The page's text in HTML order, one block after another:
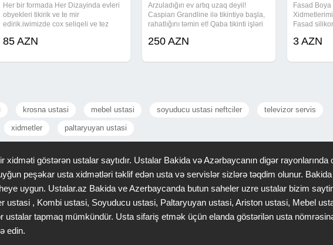
Her bir formada Her Dizayinda evleri
obyekleri tikirik ve te mir
edirik.iwimizde cox seliqeli ve tez
munasibdir.materyal sizden ve ya
85 AZN
Arzuladığın ev artıq uzaq deyil!
Caspian Grandline ilə tikintiyə başla,
rahatlığını təmin et! Qaba tikinti işləri
peşəkar tikinti xidməti Güvənli,
250 AZN
Fasad Boya
Fasad
işleri Fasad
işleri Fasad
3 AZN
krosna ustasi mebel ustasi soyuducu ustasi neftciler televizor servis
xidmetler paltaryuyan ustasi
göstərən ustalar saytıdır. Ustalar Bakida və Azərbaycanın digər rayonlarında
peşəkar usta xidmətləri təklif edən usta və servislər sizlərə təqdim olunur.
uygun. Ustalar.az Bakida ve Azerbaycanda butun saheler uzre ustalar bizim
ustasi , Kombi ustasi, Soyuducu ustasi, Paltaryuyan ustasi, Ariston ustasi, Mebel
ustalar tapmaq mümkündür. Usta sifariş etmək üçün elanda göstərilən usta
edin.